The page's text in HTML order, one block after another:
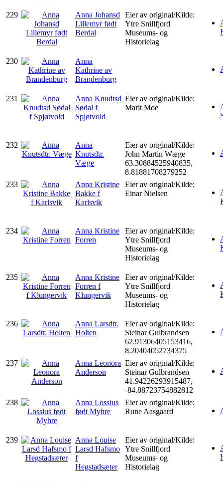
229
Anna Johansd
Lillemyr født
Berdal
Eier av original/Kilde:
Ytre Snillfjord
Museums- og
Historielag
230
Anna
Kathrine av
Brandenburg
231
Anna Knudtsd
Sødal f
Spjøtvold
Eier av original/Kilde:
Marit Moe
232
Anna
Knutsdtr.
Væge
Eier av original/Kilde:
John Martin Wæge
63.30884525940835,
8.81881708279252
233
Anna Kristine
Bakke f
Karlsvik
Eier av original/Kilde:
Einar Nielsen
234
Anna Kristine
Forren
Eier av original/Kilde:
Ytre Snillfjord
Museums- og
Historielag
235
Anna Kristine
Forren f
Klungervik
Eier av original/Kilde:
Ytre Snillfjord
Museums- og
Historielag
236
Anna Larsdtr.
Holten
Eier av original/Kilde:
Steinar Gulbrandsen
62.91306405153416,
8.20404052734375
237
Anna Leonora
Anderson
Eier av original/Kilde:
Steinar Gulbrandsen
41.94226293915487,
-84.88723754882812
238
Anna Lossius
født Myhre
Eier av original/Kilde:
Rune Aasgaard
239
Anna Louise
Larsd Hafsmo
f
Hegstadsæter
Eier av original/Kilde:
Ytre Snillfjord
Museums- og
Historielag